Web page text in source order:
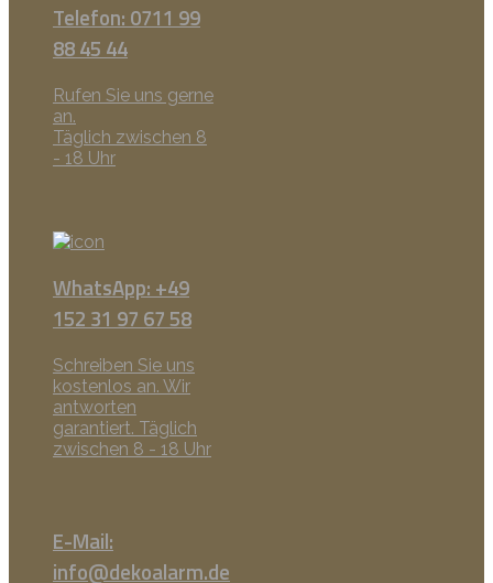
Telefon: 0711 99
88 45 44
Rufen Sie uns gerne
an.
Täglich zwischen 8
- 18 Uhr
WhatsApp: +49
152 31 97 67 58
Schreiben Sie uns
kostenlos an. Wir
antworten
garantiert. Täglich
zwischen 8 - 18 Uhr
E-Mail:
info@dekoalarm.de